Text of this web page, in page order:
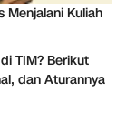
Menjalani Kuliah
TIM? Berikut
dan Aturannya